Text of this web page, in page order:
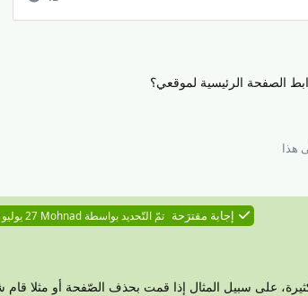
الصفحة الرئيسية لموقعي؟
هذا
إجابة مقترَحة تمّ التّحديد بواسطةMohnad 27 يوليو 2024
وهذه تَنتُج لأسباب كثيرة، على سبيل المثال إذا قمت بحذف الصّفحة أو مثلا